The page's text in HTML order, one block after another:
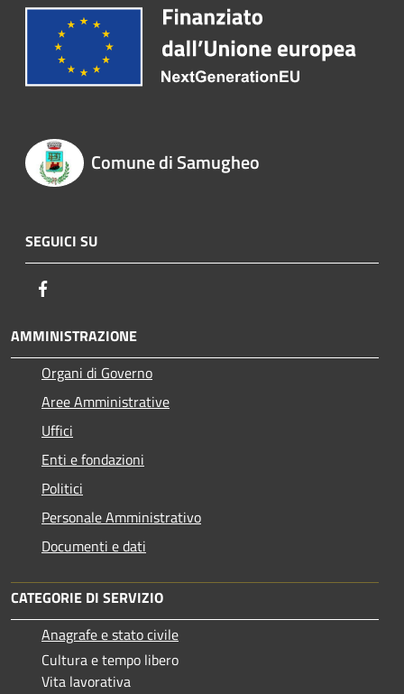
Comune di Samugheo
SEGUICI SU
AMMINISTRAZIONE
Organi di Governo
Aree Amministrative
Uffici
Enti e fondazioni
Politici
Personale Amministrativo
Documenti e dati
CATEGORIE DI SERVIZIO
Anagrafe e stato civile
Cultura e tempo libero
Vita lavorativa